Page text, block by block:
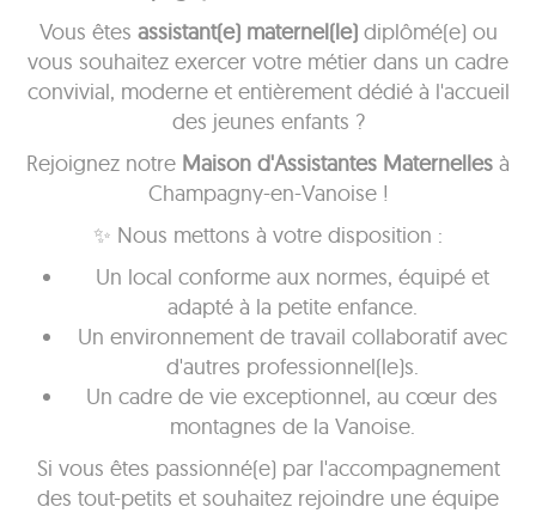
Vous êtes assistant(e) maternel(le)diplômé(e) ou
vous souhaitez exercer votre métier dans un cadre
convivial, moderne et entièrement dédié à l'accueil
des jeunes enfants ?
Rejoignez notre Maison d'Assistantes Maternelles à
Champagny-en-Vanoise !
✨ Nous mettons à votre disposition :
Un local conforme aux normes, équipé et
adapté à la petite enfance.
Un environnement de travail collaboratif avec
d'autres professionnel(le)s.
Un cadre de vie exceptionnel, au cœur des
montagnes de la Vanoise.
Si vous êtes passionné(e) par l'accompagnement
des tout-petits et souhaitez rejoindre une équipe